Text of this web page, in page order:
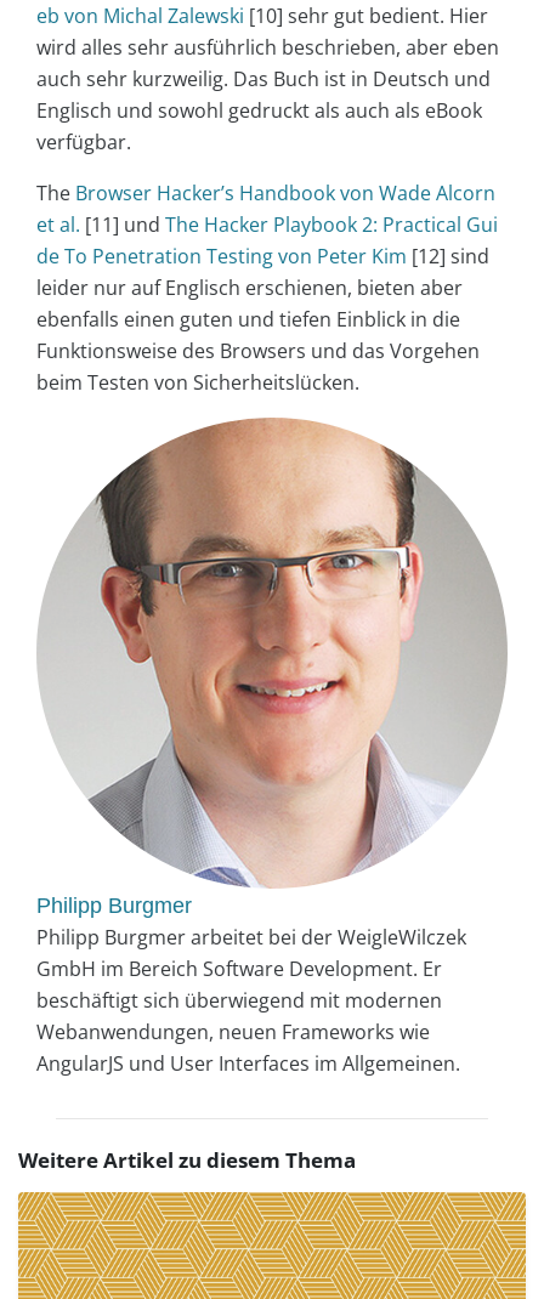
eb von Michal Zalewski [10] sehr gut bedient. Hier
wird alles sehr ausführlich beschrieben, aber eben
auch sehr kurzweilig. Das Buch ist in Deutsch und
Englisch und sowohl gedruckt als auch als eBook
verfügbar.
The Browser Hacker’s Handbook von Wade Alcorn
et al. [11] und The Hacker Playbook 2: Practical Gui
de To Penetration Testing von Peter Kim [12] sind
leider nur auf Englisch erschienen, bieten aber
ebenfalls einen guten und tiefen Einblick in die
Funktionsweise des Browsers und das Vorgehen
beim Testen von Sicherheitslücken.
Philipp Burgmer
Philipp Burgmer arbeitet bei der WeigleWilczek
GmbH im Bereich Software Development. Er
beschäftigt sich überwiegend mit modernen
Webanwendungen, neuen Frameworks wie
AngularJS und User Interfaces im Allgemeinen.
Weitere Artikel zu diesem Thema